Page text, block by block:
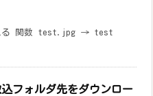
える 関数 test.jpg → test
込フォルダ先をダウンロー